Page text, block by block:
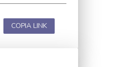
COPIA LINK